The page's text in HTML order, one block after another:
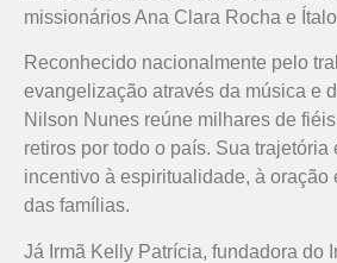
missionários Ana Clara Rocha e
Reconhecido nacionalmente pelo
evangelização através da música e
Nilson Nunes reúne milhares de
retiros por todo o país. Sua trajetória
incentivo à espiritualidade, à oração
das famílias.
Já Irmã Kelly Patrícia, fundadora do